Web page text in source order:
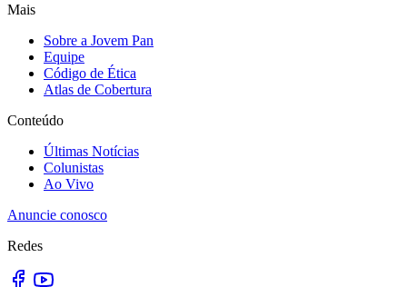
Mais
Sobre a Jovem Pan
Equipe
Código de Ética
Atlas de Cobertura
Conteúdo
Últimas Notícias
Colunistas
Ao Vivo
Anuncie conosco
Redes